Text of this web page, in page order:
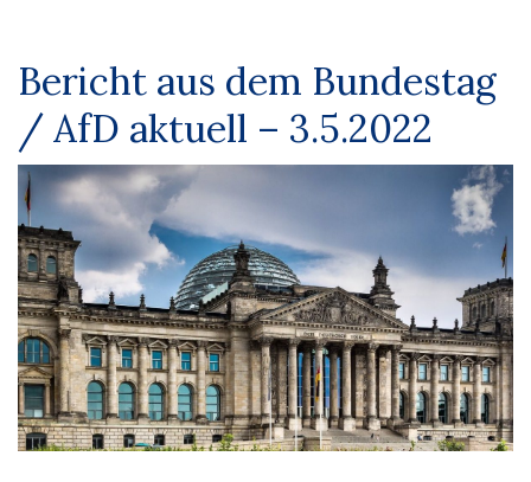
Bericht aus dem Bundestag
/ AfD aktuell – 3.5.2022